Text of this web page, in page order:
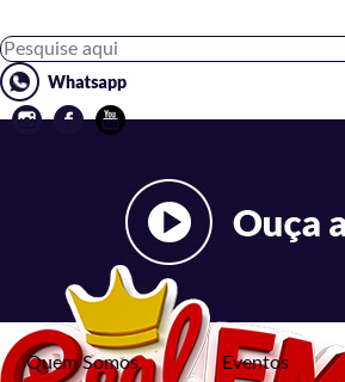
Quem Somos Eventos